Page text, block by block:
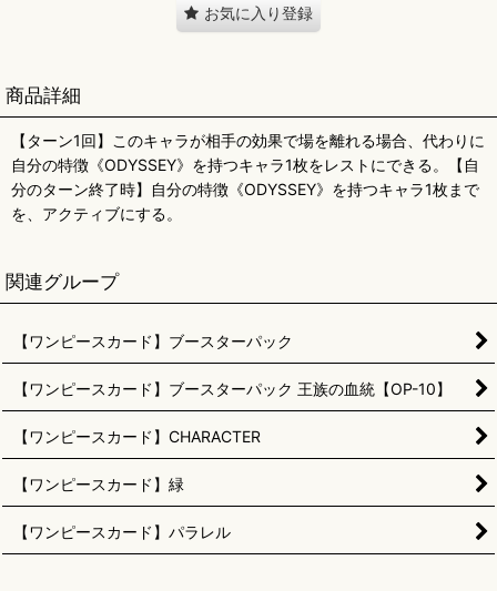
お気に入り登録
商品詳細
【ターン1回】このキャラが相手の効果で場を離れる場合、代わりに
自分の特徴《ODYSSEY》を持つキャラ1枚をレストにできる。【自
分のターン終了時】自分の特徴《ODYSSEY》を持つキャラ1枚まで
を、アクティブにする。
関連グループ
【ワンピースカード】ブースターパック
【ワンピースカード】ブースターパック 王族の血統【OP-10】
【ワンピースカード】CHARACTER
【ワンピースカード】緑
【ワンピースカード】パラレル